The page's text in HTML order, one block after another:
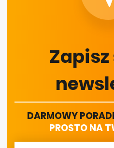
DARMOWY
PROSTO NA